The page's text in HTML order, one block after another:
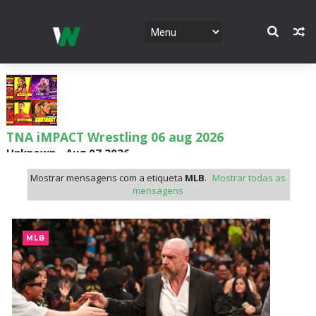
TNA iMPACT Wrestling 06 aug 2026
Unknown Aug 07 2026
AEW Dynamite 05AUG26
Unknown - Aug 06 2026
WWE NXT 04 Aug 2026
Unknown-Aug 05 2026
Mostrar mensagens com a etiqueta MLB. Mostrar todas as
mensagens
MLB